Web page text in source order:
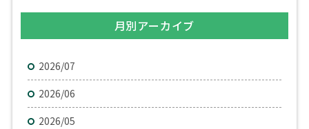
月別アーカイブ
2026/07
2026/06
2026/05